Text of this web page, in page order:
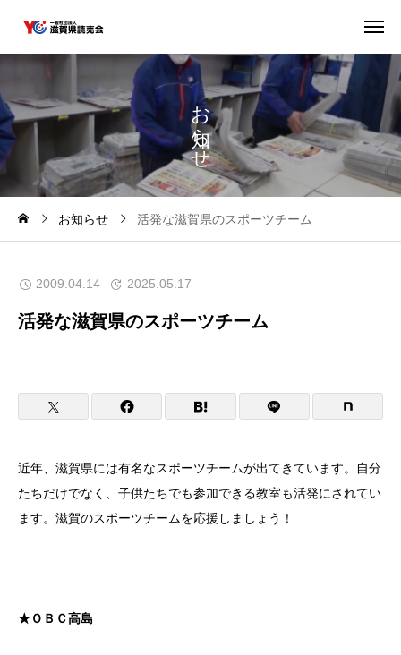
お
ら
せ
お知らせ 活発な滋賀県のスポーツチーム
2009.04.14 2025.05.17
活発な滋賀県のスポーツチーム
近年、滋賀県には有名なスポーツチームが出てきています。自分
たちだけでなく、子供たちでも参加できる教室も活発にされてい
ます。滋賀のスポーツチームを応援しましょう！
★ＯＢＣ高島